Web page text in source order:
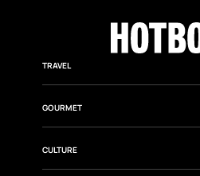
TRAVEL
GOURMET
CULTURE